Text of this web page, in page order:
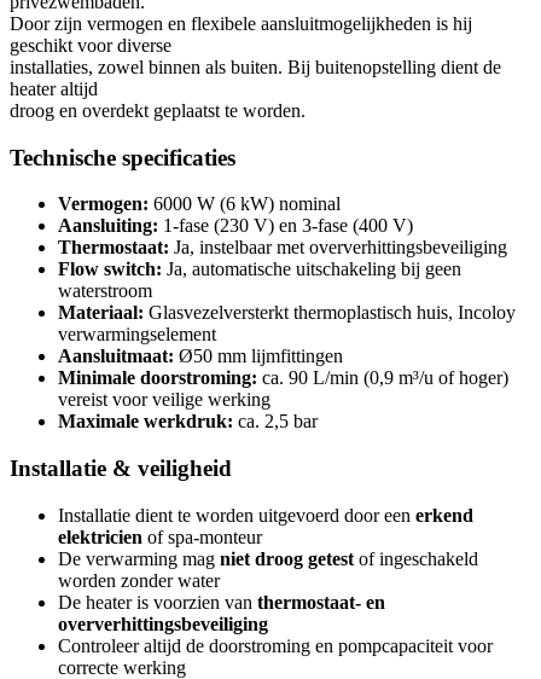
Door zijn vermogen en flexibele aansluitmogelijkheden is hij
geschikt voor diverse
installaties, zowel binnen als buiten. Bij buitenopstelling dient de
heater altijd
droog en overdekt geplaatst te worden.
Technische specificaties
Vermogen: 6000 W (6 kW) nominal
Aansluiting: 1-fase (230 V) en 3-fase (400 V)
Thermostaat: Ja, instelbaar met oververhittingsbeveiliging
Flow switch: Ja, automatische uitschakeling bij geen
waterstroom
Materiaal: Glasvezelversterkt thermoplastisch huis, Incoloy
verwarmingselement
Aansluitmaat: Ø50 mm lijmfittingen
Minimale doorstroming: ca. 90 L/min (0,9 m³/u of hoger)
vereist voor veilige werking
Maximale werkdruk: ca. 2,5 bar
Installatie & veiligheid
Installatie dient te worden uitgevoerd door een erkend
elektricien of spa-monteur
De verwarming mag niet droog getest of ingeschakeld
worden zonder water
De heater is voorzien van thermostaat- en
oververhittingsbeveiliging
Controleer altijd de doorstroming en pompcapaciteit voor
correcte werking